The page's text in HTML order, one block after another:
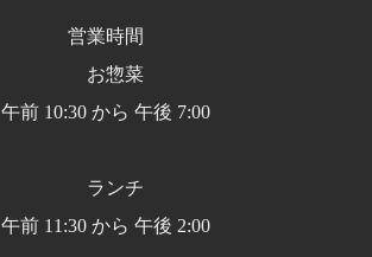
営業時間
お惣菜
午前 10:30 から 午後 7:00
ランチ
午前 11:30 から 午後 2:00